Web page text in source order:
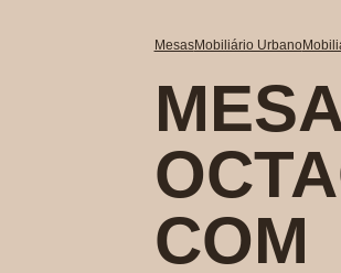
MesasMobiliário Urbano
COM